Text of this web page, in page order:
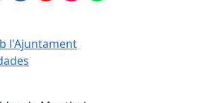
l'Ajuntament